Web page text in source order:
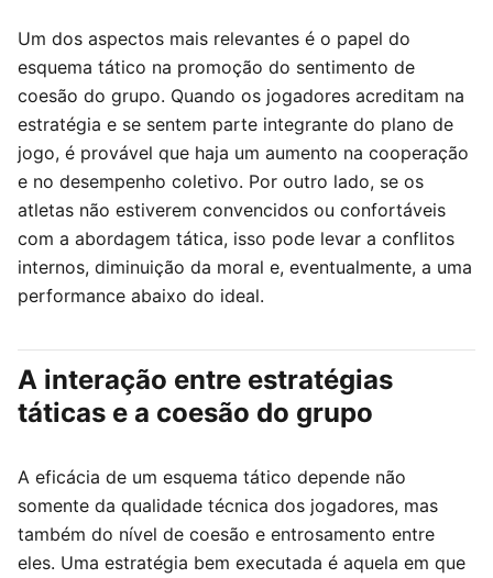
Um dos aspectos mais relevantes é o papel do
esquema tático na promoção do sentimento de
coesão do grupo. Quando os jogadores acreditam na
estratégia e se sentem parte integrante do plano de
jogo, é provável que haja um aumento na cooperação
e no desempenho coletivo. Por outro lado, se os
atletas não estiverem convencidos ou confortáveis
com a abordagem tática, isso pode levar a conflitos
internos, diminuição da moral e, eventualmente, a uma
performance abaixo do ideal.
A interação entre estratégias
táticas e a coesão do grupo
A eficácia de um esquema tático depende não
somente da qualidade técnica dos jogadores, mas
também do nível de coesão e entrosamento entre
eles. Uma estratégia bem executada é aquela em que